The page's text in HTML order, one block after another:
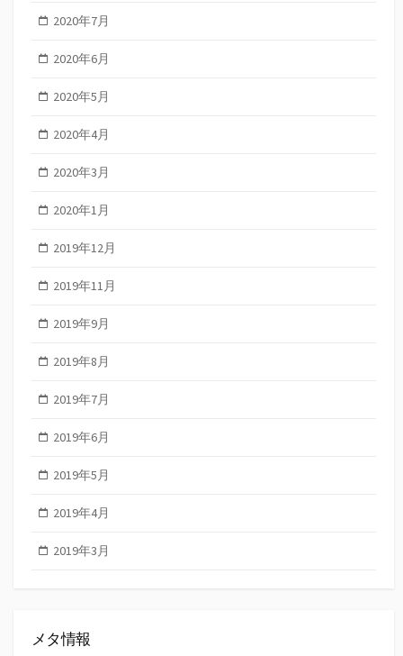
2020年7月
2020年6月
2020年5月
2020年4月
2020年3月
2020年1月
2019年12月
2019年11月
2019年9月
2019年8月
2019年7月
2019年6月
2019年5月
2019年4月
2019年3月
メタ情報